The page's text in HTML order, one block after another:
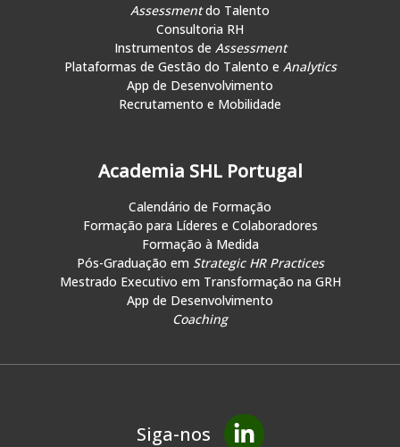
Assessmentdo Talento
Consultoria RH
Instrumentos de Assessment
Plataformas de Gestão do Talento e Analytics
App de Desenvolvimento
Recrutamento e Mobilidade
Academia SHL Portugal
Calendário de Formação
Formação para Líderes e Colaboradores
Formação à Medida
Pós-Graduação em Strategic HR Practices
Mestrado Executivo em Transformação na GRH
App de Desenvolvimento
Coaching
Siga-nos